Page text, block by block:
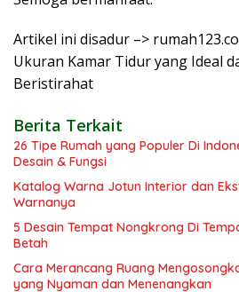
Artikel ini disadur –>
Ukuran Kamar Tidur yang Ideal
Beristirahat
Berita Terkait
26 Tipe Rumah yang Populer Di
Desain & Fungsi
Katalog Warna Jotun Interior dan
Warnanya
5 Desain Tempat Nongkrong Di
Betah
Cara Merancang Ruang
yang Nyaman dan Menenangkan